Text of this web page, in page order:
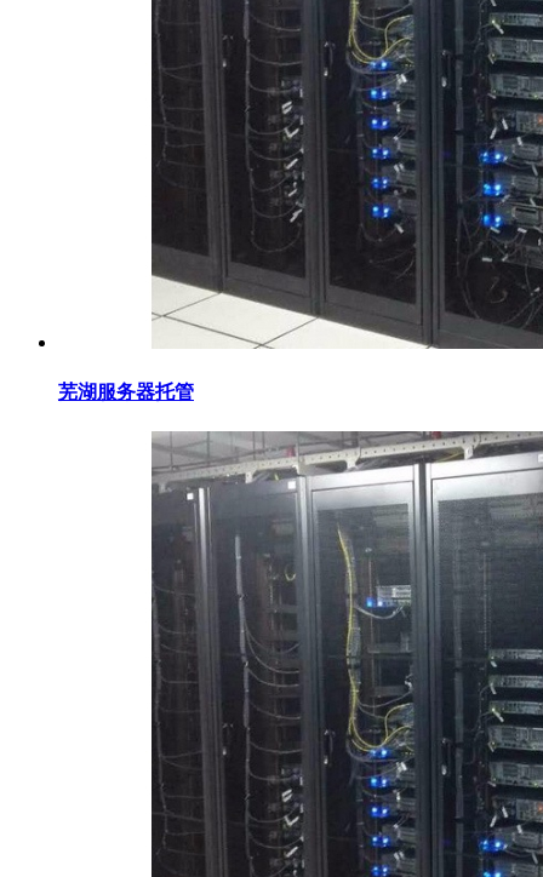
芜湖服务器托管